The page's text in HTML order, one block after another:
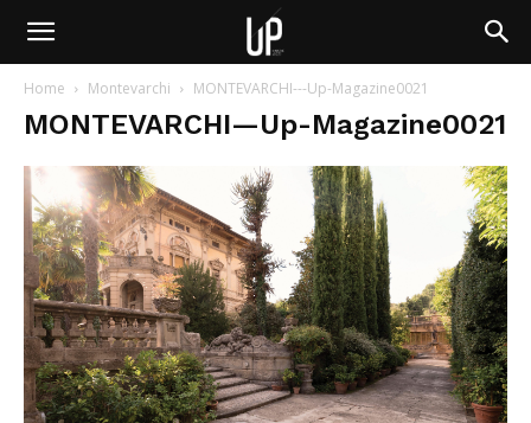
Home Montevarchi MONTEVARCHI---Up-Magazine0021
MONTEVARCHI—Up-Magazine0021